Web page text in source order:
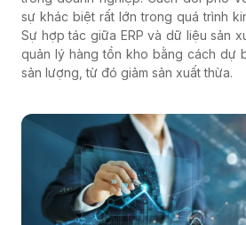
sự khác biệt rất lớn trong quá trình
Sự hợp tác giữa ERP và dữ liệu sản
quản lý hàng tồn kho bằng cách dự
sản lượng, từ đó giảm sản xuất thừa.